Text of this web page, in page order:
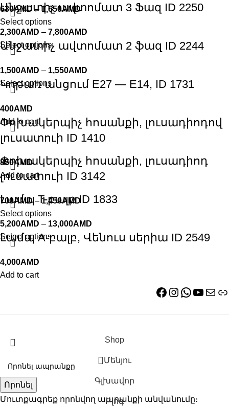
630AMD – 1,650AMD
Select options
Անջատիչ ավտոմատ 3 Ֆազ ID 2250
2,300AMD – 7,800AMD
Select options
Անջատիչ ավտոմատ 2 ֆազ ID 2244
1,500AMD – 1,550AMD
Select options
Կոթառ անցում E27 — E14, ID 1731
400AMD
Add to cart
Փոխակերպիչ հոսանքի, լուսադիոդով
լուսատուի ID 1410
850AMD
Add to cart
Փոխակերպիչ հոսանքի, լուսադիոդ
լուսատուի ID 3142
700AMD – 1,450AMD
Select options
Լամպ T-բալբ ID 1833
5,200AMD – 13,000AMD
Select options
Լամպ A-բալբ, Վենուս սերիա ID 2549
4,000AMD
Add to cart
Որոնել
Մուտքագրեք որոնվող ապրանքի անվանումը։
Shop
Մենյու
Գլխավոր
Բլոգ